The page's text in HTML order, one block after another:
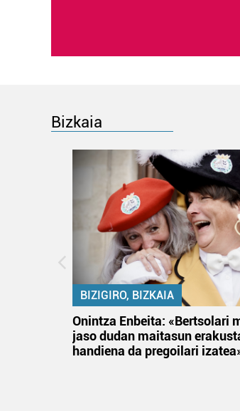
Bizkaia
BIZIGIRO, BIZKAIA
Onintza Enbeita: «Bertsolari
jaso dudan maitasun
handiena da pregoilari